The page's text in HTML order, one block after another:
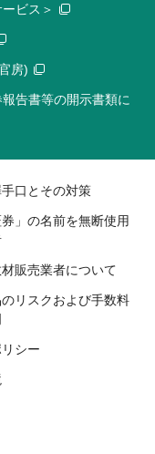
ビス＞
房)
告書等の開示書類に
口とその対策
券」の名前を無断使用
販売業者について
リスクおよび手数料
シー